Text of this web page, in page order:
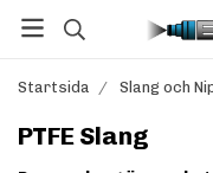
Startsida / Slang och
PTFE Slang